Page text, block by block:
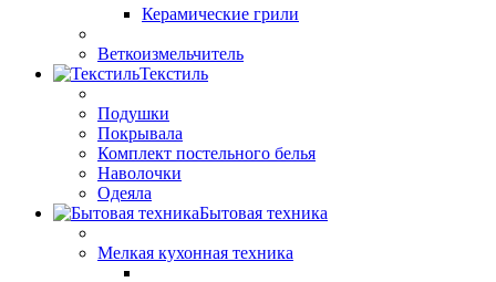
Керамические грили
Веткоизмельчитель
Текстиль
Подушки
Покрывала
Комплект постельного белья
Наволочки
Одеяла
Бытовая техника
Мелкая кухонная техника